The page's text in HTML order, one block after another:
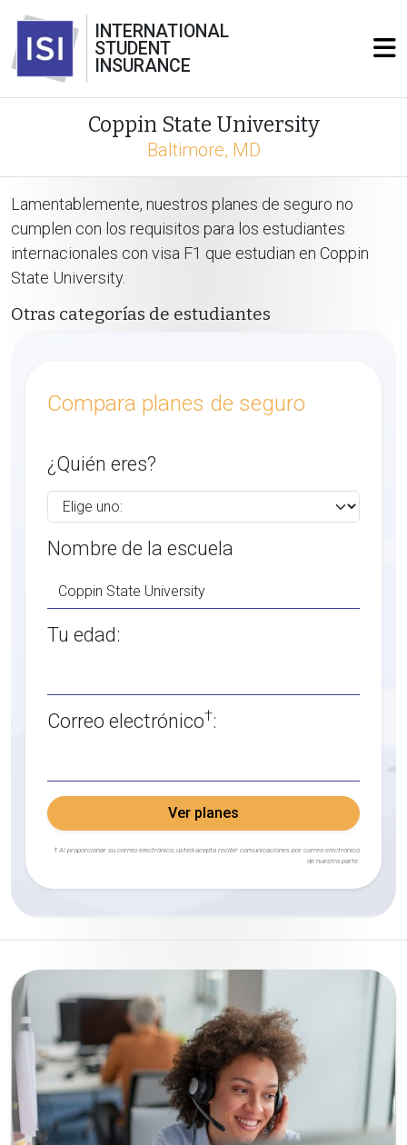
INTERNATIONAL
STUDENT
INSURANCE
Coppin State University
Baltimore, MD
Lamentablemente, nuestros planes de seguro no
cumplen con los requisitos para los estudiantes
internacionales con visa F1 que estudian en Coppin
State University.
Otras categorías de estudiantes
Compara planes de seguro
¿Quién eres?
Nombre de la escuela
Tu edad:
Correo electrónico†:
Ver planes
† Al proporcionar su correo electrónico, usted acepta recibir comunicaciones por correo electrónico
de nuestra parte.